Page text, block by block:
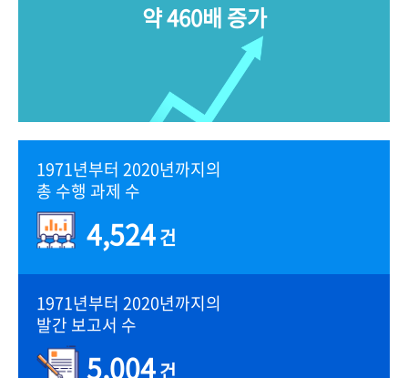
약 460배 증가
1971년부터 2020년까지의
총 수행 과제 수
4,524건
1971년부터 2020년까지의
발간 보고서 수
5,004건